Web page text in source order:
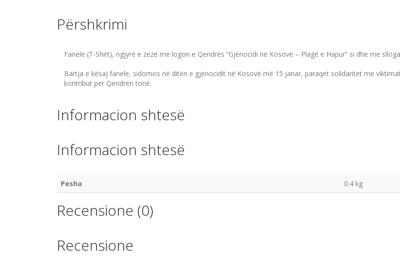
Përshkrimi
Fanelë (T-Shirt), ngjyrë e zezë me logon e Qendrës “Gjenocidi në Kosovë – Plagë e Hapur” si dhe me
Bartja e kësaj fanele, sidomos në ditën e gjenocidit në Kosovë më 15 janar, paraqet solidaritet me
kontribut për Qendrën tonë.
Informacion shtesë
Informacion shtesë
Pesha 0.4 kg
Recensione (0)
Recensione